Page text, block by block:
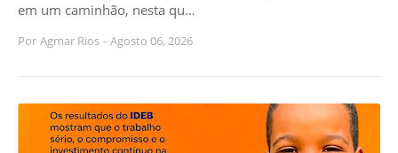
em um caminhão, nesta qu…
Por Agmar Rios - Agosto 06, 2026